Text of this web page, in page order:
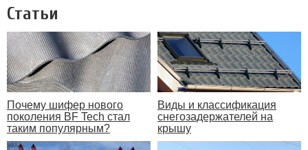
Статьи
Почему шифер нового
поколения BF Tech стал
таким популярным?
Виды и классификация
снегозадержателей на
крышу